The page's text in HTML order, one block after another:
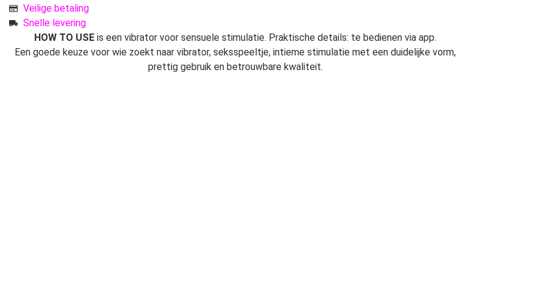
Veilige betaling
Snelle levering
HOW TO USE is een vibrator voor sensuele stimulatie. Praktische details: te bedienen via app.
Een goede keuze voor wie zoekt naar vibrator, seksspeeltje, intieme stimulatie met een duidelijke vorm,
prettig gebruik en betrouwbare kwaliteit.